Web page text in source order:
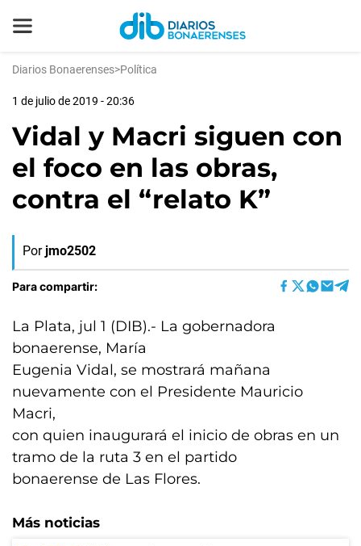
Diarios Bonaerenses>Política
1 de julio de 2019 - 20:36
Vidal y Macri siguen con
el foco en las obras,
contra el “relato K”
Por jmo2502
Para compartir:
La Plata, jul 1 (DIB).- La gobernadora
bonaerense, María
Eugenia Vidal, se mostrará mañana
nuevamente con el Presidente Mauricio
Macri,
con quien inaugurará el inicio de obras en un
tramo de la ruta 3 en el partido
bonaerense de Las Flores.
Más noticias